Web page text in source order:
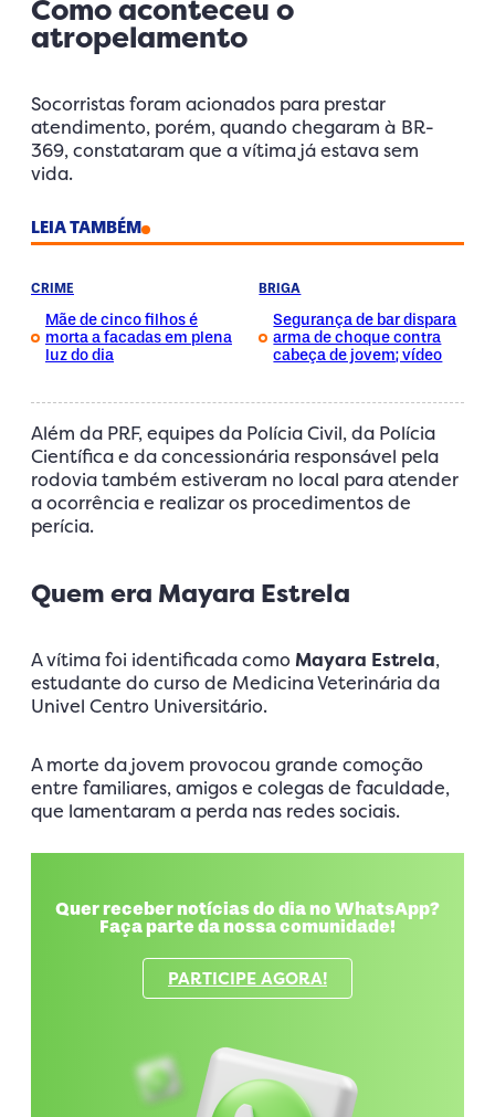
Como aconteceu o
atropelamento
Socorristas foram acionados para prestar
atendimento, porém, quando chegaram à BR-
369, constataram que a vítima já estava sem
vida.
LEIA TAMBÉM
CRIME
Mãe de cinco filhos é
morta a facadas em plena
luz do dia
BRIGA
Segurança de bar dispara
arma de choque contra
cabeça de jovem; vídeo
Além da PRF, equipes da Polícia Civil, da Polícia
Científica e da concessionária responsável pela
rodovia também estiveram no local para atender
a ocorrência e realizar os procedimentos de
perícia.
Quem era Mayara Estrela
A vítima foi identificada comoMayara Estrela,
estudante do curso de Medicina Veterinária da
Univel Centro Universitário.
A morte da jovem provocou grande comoção
entre familiares, amigos e colegas de faculdade,
que lamentaram a perda nas redes sociais.
Quer receber notícias do dia no WhatsApp?
Faça parte da nossa comunidade!
PARTICIPE AGORA!